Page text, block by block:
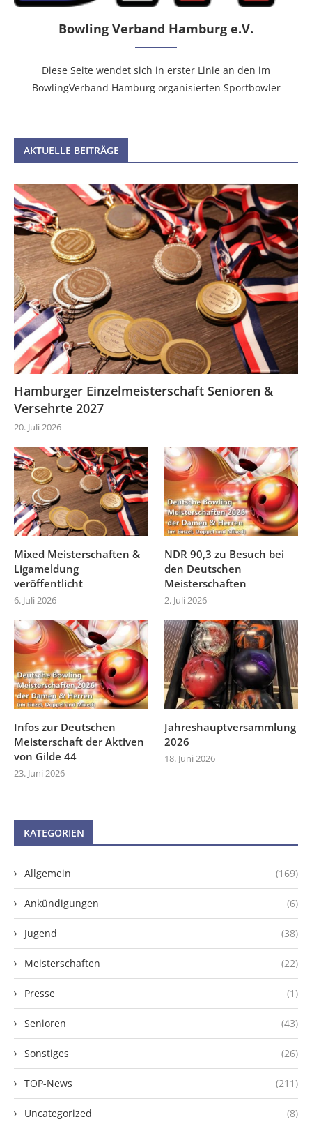
Bowling Verband Hamburg e.V.
Diese Seite wendet sich in erster Linie an den im
BowlingVerband Hamburg organisierten Sportbowler
AKTUELLE BEITRÄGE
Hamburger Einzelmeisterschaft Senioren &
Versehrte 2027
20. Juli 2026
Mixed Meisterschaften &
Ligameldung
veröffentlicht
6. Juli 2026
NDR 90,3 zu Besuch bei
den Deutschen
Meisterschaften
2. Juli 2026
Infos zur Deutschen
Meisterschaft der Aktiven
von Gilde 44
23. Juni 2026
Jahreshauptversammlung
2026
18. Juni 2026
KATEGORIEN
Allgemein (169)
Ankündigungen (6)
Jugend (38)
Meisterschaften (22)
Presse (1)
Senioren (43)
Sonstiges (26)
TOP-News (211)
Uncategorized (8)